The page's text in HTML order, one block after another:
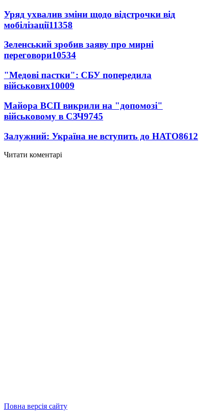
Уряд ухвалив зміни щодо відстрочки від
мобілізації11358
Зеленський зробив заяву про мирні
переговори10534
"Медові пастки": СБУ попередила
військових10009
Майора ВСП викрили на "допомозі"
військовому в СЗЧ9745
Залужний: Україна не вступить до НАТО8612
Читати коментарі
Повна версія сайту